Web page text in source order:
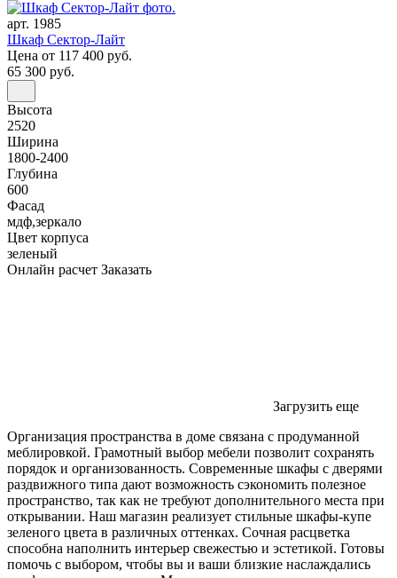
арт. 1985
Шкаф Сектор-Лайт
Цена от 117 400 руб.
65 300 руб.
Высота
2520
Ширина
1800-2400
Глубина
600
Фасад
мдф,зеркало
Цвет корпуса
зеленый
Онлайн расчет Заказать
Загрузить еще
Организация пространства в доме связана с продуманной
меблировкой. Грамотный выбор мебели позволит сохранять
порядок и организованность. Современные шкафы с дверями
раздвижного типа дают возможность сэкономить полезное
пространство, так как не требуют дополнительного места при
открывании. Наш магазин реализует стильные шкафы-купе
зеленого цвета в различных оттенках. Сочная расцветка
способна наполнить интерьер свежестью и эстетикой. Готовы
помочь с выбором, чтобы вы и ваши близкие наслаждались